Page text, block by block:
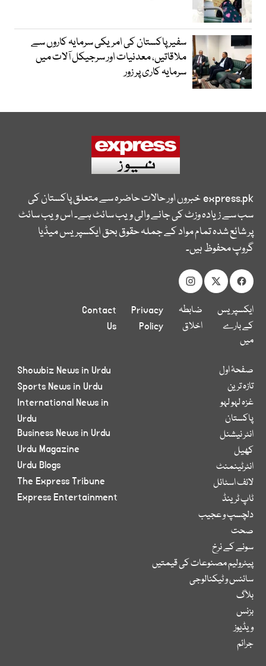
سفیر پاکستان کی امریکی سرمایہ کاروں سے
ملاقاتیں، معدنیات اور سرجیکل آلات میں
سرمایہ کاری پر زور
express.pkخبروں اور حالات حاضرہ سے متعلق پاکستان کی
سب سے زیادہ وزٹ کی جانے والی ویب سائٹ ہے۔ اس ویب سائٹ
پر شائع شدہ تمام مواد کے جملہ حقوق بحق ایکسپریس میڈیا
گروپ محفوظ ہیں۔
ایکسپریس
کے بارے
میں
ضابطہ
اخلاق
Privacy
Policy
Contact
Us
صفحۂ اول
تازہ ترین
غزہ لہو لہو
پاکستان
انٹر نیشنل
کھیل
انٹرٹینمنٹ
لائف اسٹائل
ٹاپ ٹرینڈ
دلچسپ و عجیب
صحت
سونے کے نرخ
پیٹرولیم مصنوعات کی قیمتیں
سائنس و ٹیکنالوجی
بلاگ
بزنس
ویڈیوز
جرائم
Showbiz News in Urdu
Sports News in Urdu
International News in
Urdu
Business News in Urdu
Urdu Magazine
Urdu Blogs
The Express Tribune
Express Entertainment